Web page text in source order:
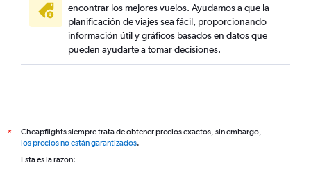
encontrar los mejores vuelos. Ayudamos a que la
planificación de viajes sea fácil, proporcionando
información útil y gráficos basados en datos que
pueden ayudarte a tomar decisiones.
*
Cheapflights siempre trata de obtener precios exactos, sin embargo,
los precios no están garantizados.
Esta es la razón: